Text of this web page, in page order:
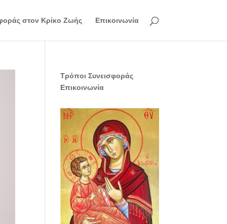
στον Κρίκο Ζωής Επικοινωνία
Τρόποι Συνεισφοράς
Επικοινωνία